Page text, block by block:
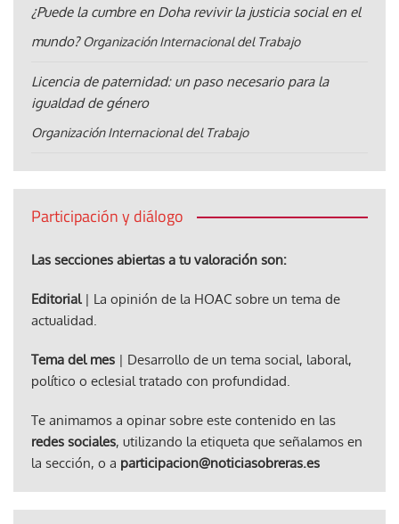
¿Puede la cumbre en Doha revivir la justicia social en el
mundo? Organización Internacional del Trabajo
Licencia de paternidad: un paso necesario para la
igualdad de género
Organización Internacional del Trabajo
Participación y diálogo
Las secciones abiertas a tu valoración son:
Editorial| La opinión de la HOAC sobre un tema de
actualidad.
Tema del mes | Desarrollo de un tema social, laboral,
político o eclesial tratado con profundidad.
Te animamos a opinar sobre este contenido en las
redes sociales, utilizando la etiqueta que señalamos en
la sección, o a participacion@noticiasobreras.es